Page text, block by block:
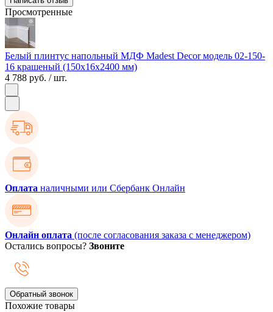
Просмотренные
Белый плинтус напольный МДФ Madest Decor модель 02-150-
16 крашеный (150х16х2400 мм)
4 788 руб. / шт.
Оплата наличными или Сбербанк Онлайн
Онлайн оплата (после согласования заказа с менеджером)
Остались вопросы? Звоните
Обратный звонок
Похожие товары